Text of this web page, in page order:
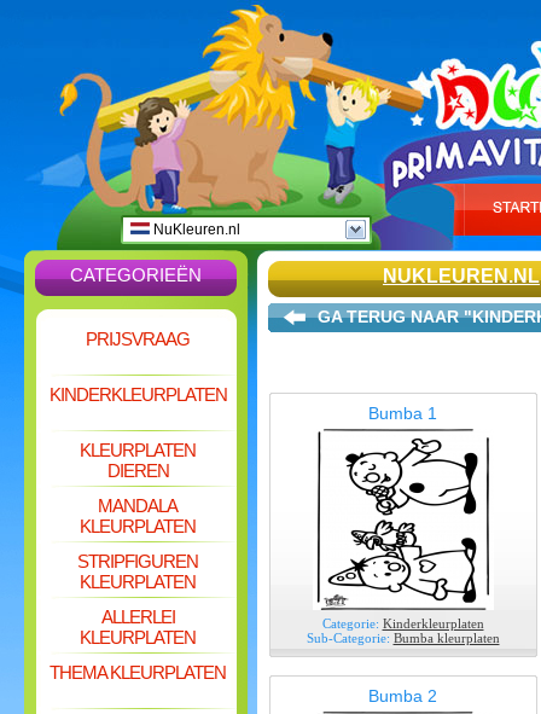
NuKleuren.nl
CATEGORIEËN
PRIJSVRAAG
KINDERKLEURPLATEN
KLEURPLATEN
DIEREN
MANDALA
KLEURPLATEN
STRIPFIGUREN
KLEURPLATEN
ALLERLEI
KLEURPLATEN
THEMA KLEURPLATEN
NUKLEUREN.NL
GA TERUG NAAR
Bumba 1
Categorie: Kinderkleurplaten
Sub-Categorie: Bumba kleurplaten
Bumba 2